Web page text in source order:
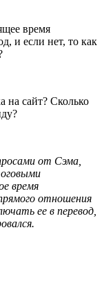
время
и если нет, то как
на сайт? Сколько
от Сэма,
время
отношения
ее в перевод,